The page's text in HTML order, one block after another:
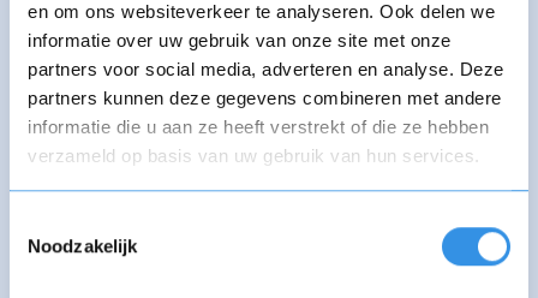
en om ons websiteverkeer te analyseren. Ook delen we
informatie over uw gebruik van onze site met onze
partners voor social media, adverteren en analyse. Deze
partners kunnen deze gegevens combineren met andere
informatie die u aan ze heeft verstrekt of die ze hebben
verzameld op basis van uw gebruik van hun services.
Noodzakelijk
Stichting Thomas
Bouwprojecten
Stichting Thuis in
Dordt
Stichting Tikkie jij
SKK